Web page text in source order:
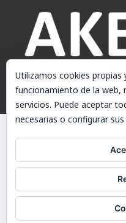
© AKETXE Consulting, S.L. -
nuestra
Utilizamos cookies propias
funcionamiento de la web,
servicios. Puede aceptar
necesarias o configurar